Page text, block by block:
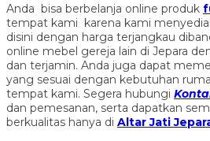
Anda bisa berbelanja online produk
tempat kami karena kami
disini dengan harga terjangkau
online mebel gereja lain di Jepara
dan terjamin. Anda juga dapat
yang sesuai dengan kebutuhan
tempat kami. Segera hubungi
dan pemesanan, serta dapatkan
berkualitas hanya di Altar Jati